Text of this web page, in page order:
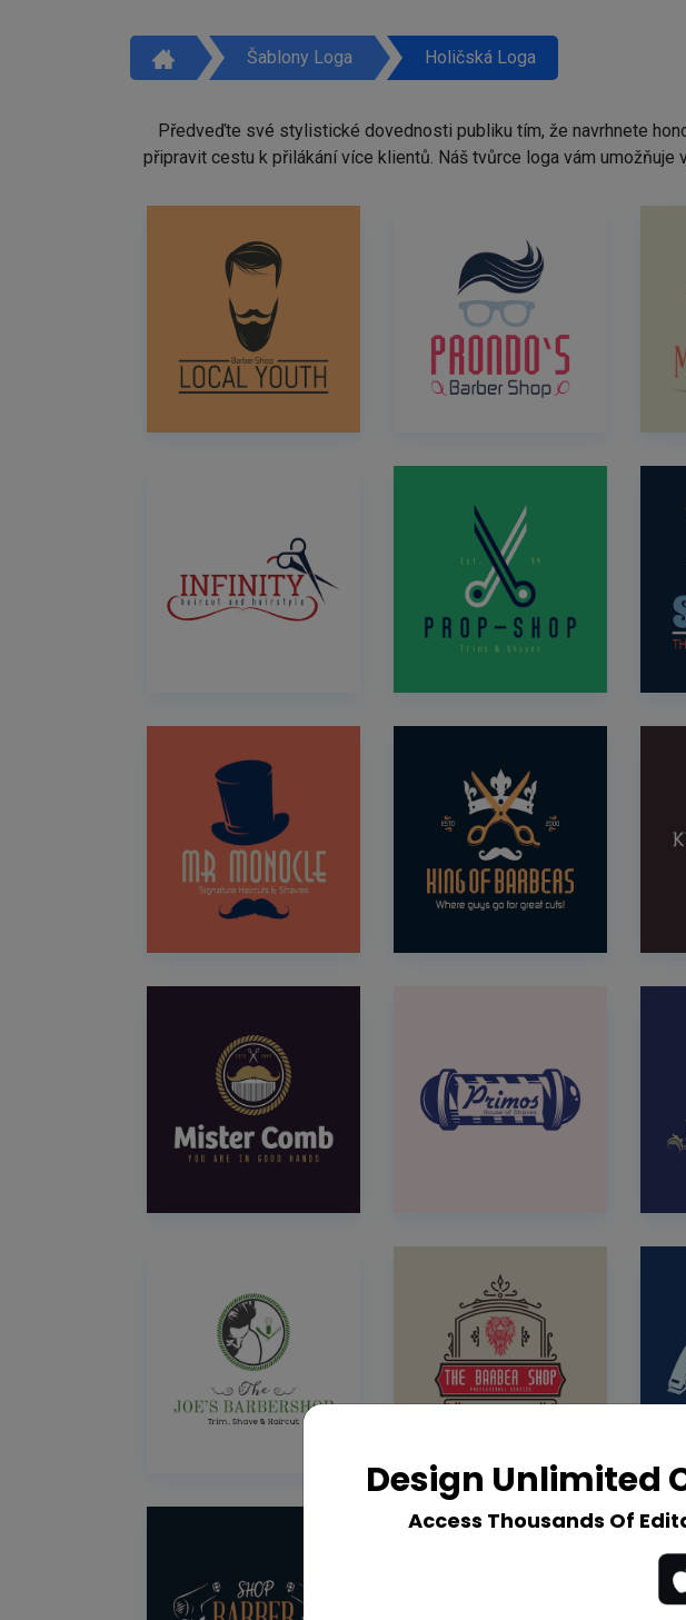
Šablony Loga Holičská Loga
Předveďte své stylistické dovednosti publiku tím, že navrhnete
připravit cestu k přilákání více klientů. Náš tvůrce loga vám
Design Unlimited
Access Thousands Of